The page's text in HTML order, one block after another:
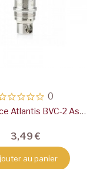
0
Résistance Atlantis BVC-2 Aspire
3,49 €
au panier